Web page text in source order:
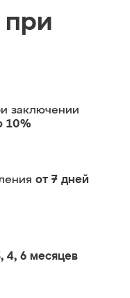
при
заключении
10%
от 7 дней
4, 6 месяцев